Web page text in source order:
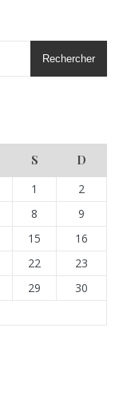
Rechercher
S
D
1
2
8
9
15
16
22
23
29
30